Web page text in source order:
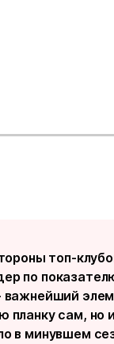
топ-
по
планку сам, но
в минувшем